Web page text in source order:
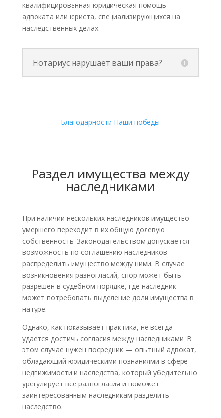
квалифицированная юридическая помощь
адвоката или юриста, специализирующихся на
наследственных делах.
Нотариус нарушает ваши права?
Благодарности Наши победы
Раздел имущества между
наследниками
При наличии нескольких наследников имущество
умершего переходит в их общую долевую
собственность. Законодательством допускается
возможность по соглашению наследников
распределить имущество между ними. В случае
возникновения разногласий, спор может быть
разрешен в судебном порядке, где наследник
может потребовать выделение доли имущества в
натуре.
Однако, как показывает практика, не всегда
удается достичь согласия между наследниками. В
этом случае нужен посредник — опытный адвокат,
обладающий юридическими познаниями в сфере
недвижимости и наследства, который убедительно
урегулирует все разногласия и поможет
заинтересованным наследникам разделить
наследство.